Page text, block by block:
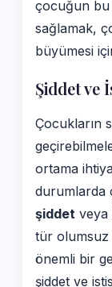
çocuğun bu
sağlamak,
büyümesi
Şiddet ve
Çocukların
ortama
durumlarda
şiddet veya
tür olumsuz
önemli bir
şiddet ve